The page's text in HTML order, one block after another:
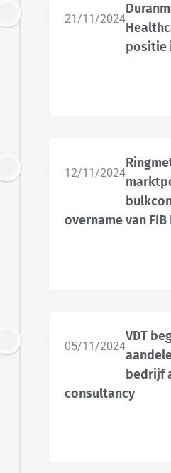
21/11/2024
positie
12/11/2024
overname van FIB
05/11/2024
VDT
bedrijf
consultancy